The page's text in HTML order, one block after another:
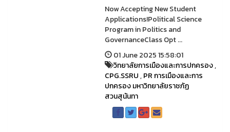
Now Accepting New Student
Applications!Political Science
Program in Politics and
GovernanceClass Opt ...
01 June 2025 15:58:01
วิทยาลัยการเมืองและการปกครอง,
CPG.SSRU,PR การเมืองและการ
ปกครอง มหาวิทยาลัยราชภัฏ
สวนสุนันทา